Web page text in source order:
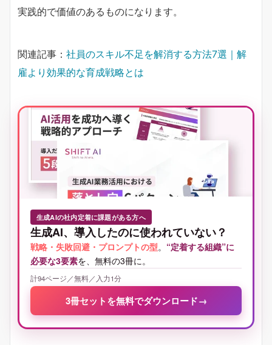
実践的で価値のあるものになります。
関連記事： 社員のスキル不足を解消する方法7選｜解
雇より効果的な育成戦略とは
生成AIの社内定着に課題がある方へ
生成AI、導入したのに使われていない？
戦略・失敗回避・プロンプトの型。 “定着する組織”に
必要な3要素を、無料の3冊に。
計94ページ／無料／入力1分
3冊セットを無料でダウンロード→